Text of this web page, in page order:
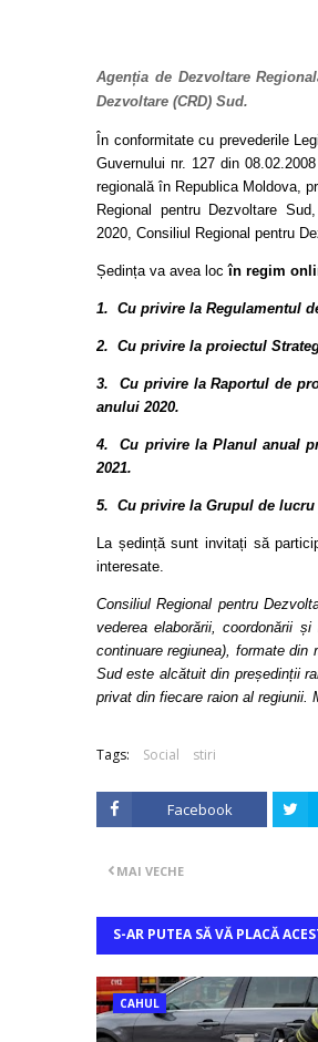
Agenția de Dezvoltare
Dezvoltare (CRD) Sud.
În conformitate cu prevederile
Guvernului пr. 127 din
regională în Republica Moldova,
Regional pentru Dezvoltare
2020, Consiliul Regional pentru
Ședința va avea locîn regim
1. Cu privire la Regulamentul
2. Cu privire la proiectul
3. Cu privire la Raportul de
anului 2020.
4. Cu privire la Planul anual
2021.
5. Cu privire la Grupul de lucru
La ședință sunt invitați să
interesate.
Consiliul Regional pentru
vederea elaborării, coordonării
continuare regiunea), formate din
Sud este alcătuit din președinții
privat din fiecare raion al regiunii.
Tags: Social stiri
Facebook
MAI VECHE
S-AR PUTEA SĂ VĂ PLACĂ
CAHUL